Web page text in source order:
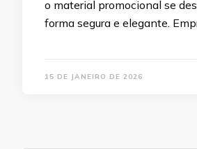
o material promocional se
forma segura e elegante.
15 DE JANEIRO DE 2026